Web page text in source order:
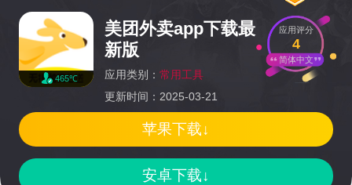
465℃
美团外卖app下载最
新版
应用类别： 常用工具
更新时间：2025-03-21
应用评分
4
简体中文
安卓下载↓
苹果下载↓